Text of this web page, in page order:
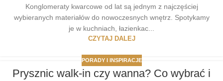
Konglomeraty kwarcowe od lat są jednym z najczęściej
wybieranych materiałów do nowoczesnych wnętrz. Spotykamy
je w kuchniach, łazienkac...
CZYTAJ DALEJ
PORADY I INSPIRACJE
Prysznic walk-in czy wanna? Co wybrać i